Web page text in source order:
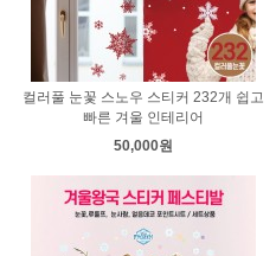
컬러풀 눈꽃 스노우 스티커 232개 쉽고
빠른 겨울 인테리어
50,000원